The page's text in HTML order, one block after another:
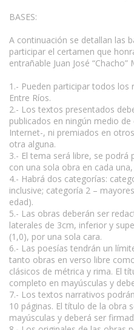
BASES:
A continuación se detallan las
participar el certamen que
entrañable Juan José “Chacho”
1.- Pueden participar todos los
Entre Ríos.
2.- Los textos presentados
publicados en ningún medio
Internet-, ni premiados en
otra alguna.
3.- El tema será libre, se
con una sola obra en cada
4.- Habrá dos categorías:
inclusive; categoría 2 –
edad).
5.- Las obras deberán ser
laterales de 3cm, inferior y
(1,0), por una sola cara.
6.- Las poesías tendrán un
tanto obras en verso libre
clásicos de métrica y rima. El
completo en mayúsculas y
7.- Los textos narrativos
10 páginas. El título de la obra
mayúsculas y deberá ser